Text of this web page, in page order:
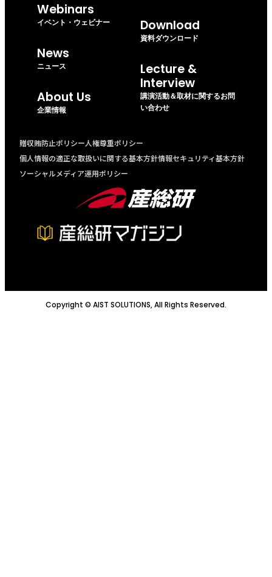
Webinars
イベント・ウェビナー
News
ニュース
About Us
企業情報
Download
資料ダウンロード
Lecture &
Interview
講演活動＆取材に関するお問
い合わせ
贈収賄防止ポリシー人権尊重ポリシー
個人情報の適正な取扱いに関する基本方針情報セキュリティ基本方針
ソーシャルメディア運用ポリシー
Copyright © AIST SOLUTIONS, All Rights Reserved.